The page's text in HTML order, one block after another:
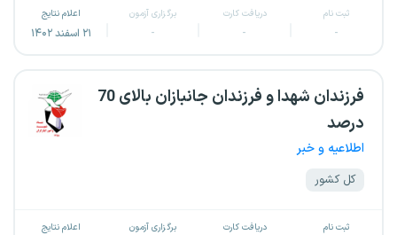
ثبت نام
-
دریافت کارت
-
برگزاری آزمون
-
اعلام نتایج
۲۱ اسفند ۱۴۰۲
فرزندان شهدا و فرزندان جانبازان بالای 70
درصد
اطلاعیه و خبر
کل کشور
ثبت نام دریافت کارت برگزاری آزمون اعلام نتایج